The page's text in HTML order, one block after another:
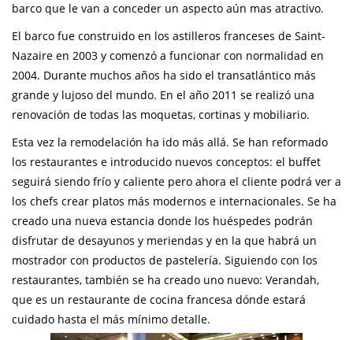
barco que le van a conceder un aspecto aún mas atractivo.
El barco fue construido en los astilleros franceses de Saint-
Nazaire en 2003 y comenzó a funcionar con normalidad en
2004. Durante muchos años ha sido el transatlántico más
grande y lujoso del mundo. En el año 2011 se realizó una
renovación de todas las moquetas, cortinas y mobiliario.
Esta vez la remodelación ha ido más allá. Se han reformado
los restaurantes e introducido nuevos conceptos: el buffet
seguirá siendo frío y caliente pero ahora el cliente podrá ver a
los chefs crear platos más modernos e internacionales. Se ha
creado una nueva estancia donde los huéspedes podrán
disfrutar de desayunos y meriendas y en la que habrá un
mostrador con productos de pastelería. Siguiendo con los
restaurantes, también se ha creado uno nuevo: Verandah,
que es un restaurante de cocina francesa dónde estará
cuidado hasta el más mínimo detalle.